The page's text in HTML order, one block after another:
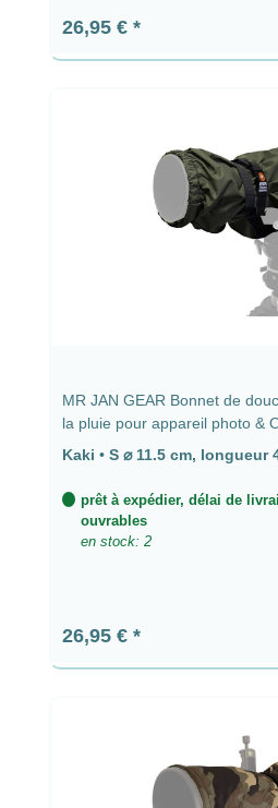
Prix régulier :
26,95 €
MR JAN GEAR Bonnet de
la pluie pour appareil photo &
cm, longueur 44 cm
Kaki • S ⌀ 11.5 cm, longueur
prêt à expédier, délai de
ouvrables
en stock: 2
Prix régulier :
26,95 €